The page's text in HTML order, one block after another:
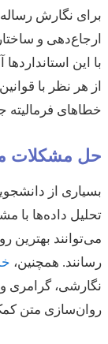
برای نگارش
ارجاع‌دهی و
با این
از هر نظر با
خطاهای فرمالیته
حل مشکلات
بسیاری از
تحلیل داده‌ها با
می‌توانند بهترین
رسانند. همچنین،
نگارشی، گرامری
روان‌سازی متن